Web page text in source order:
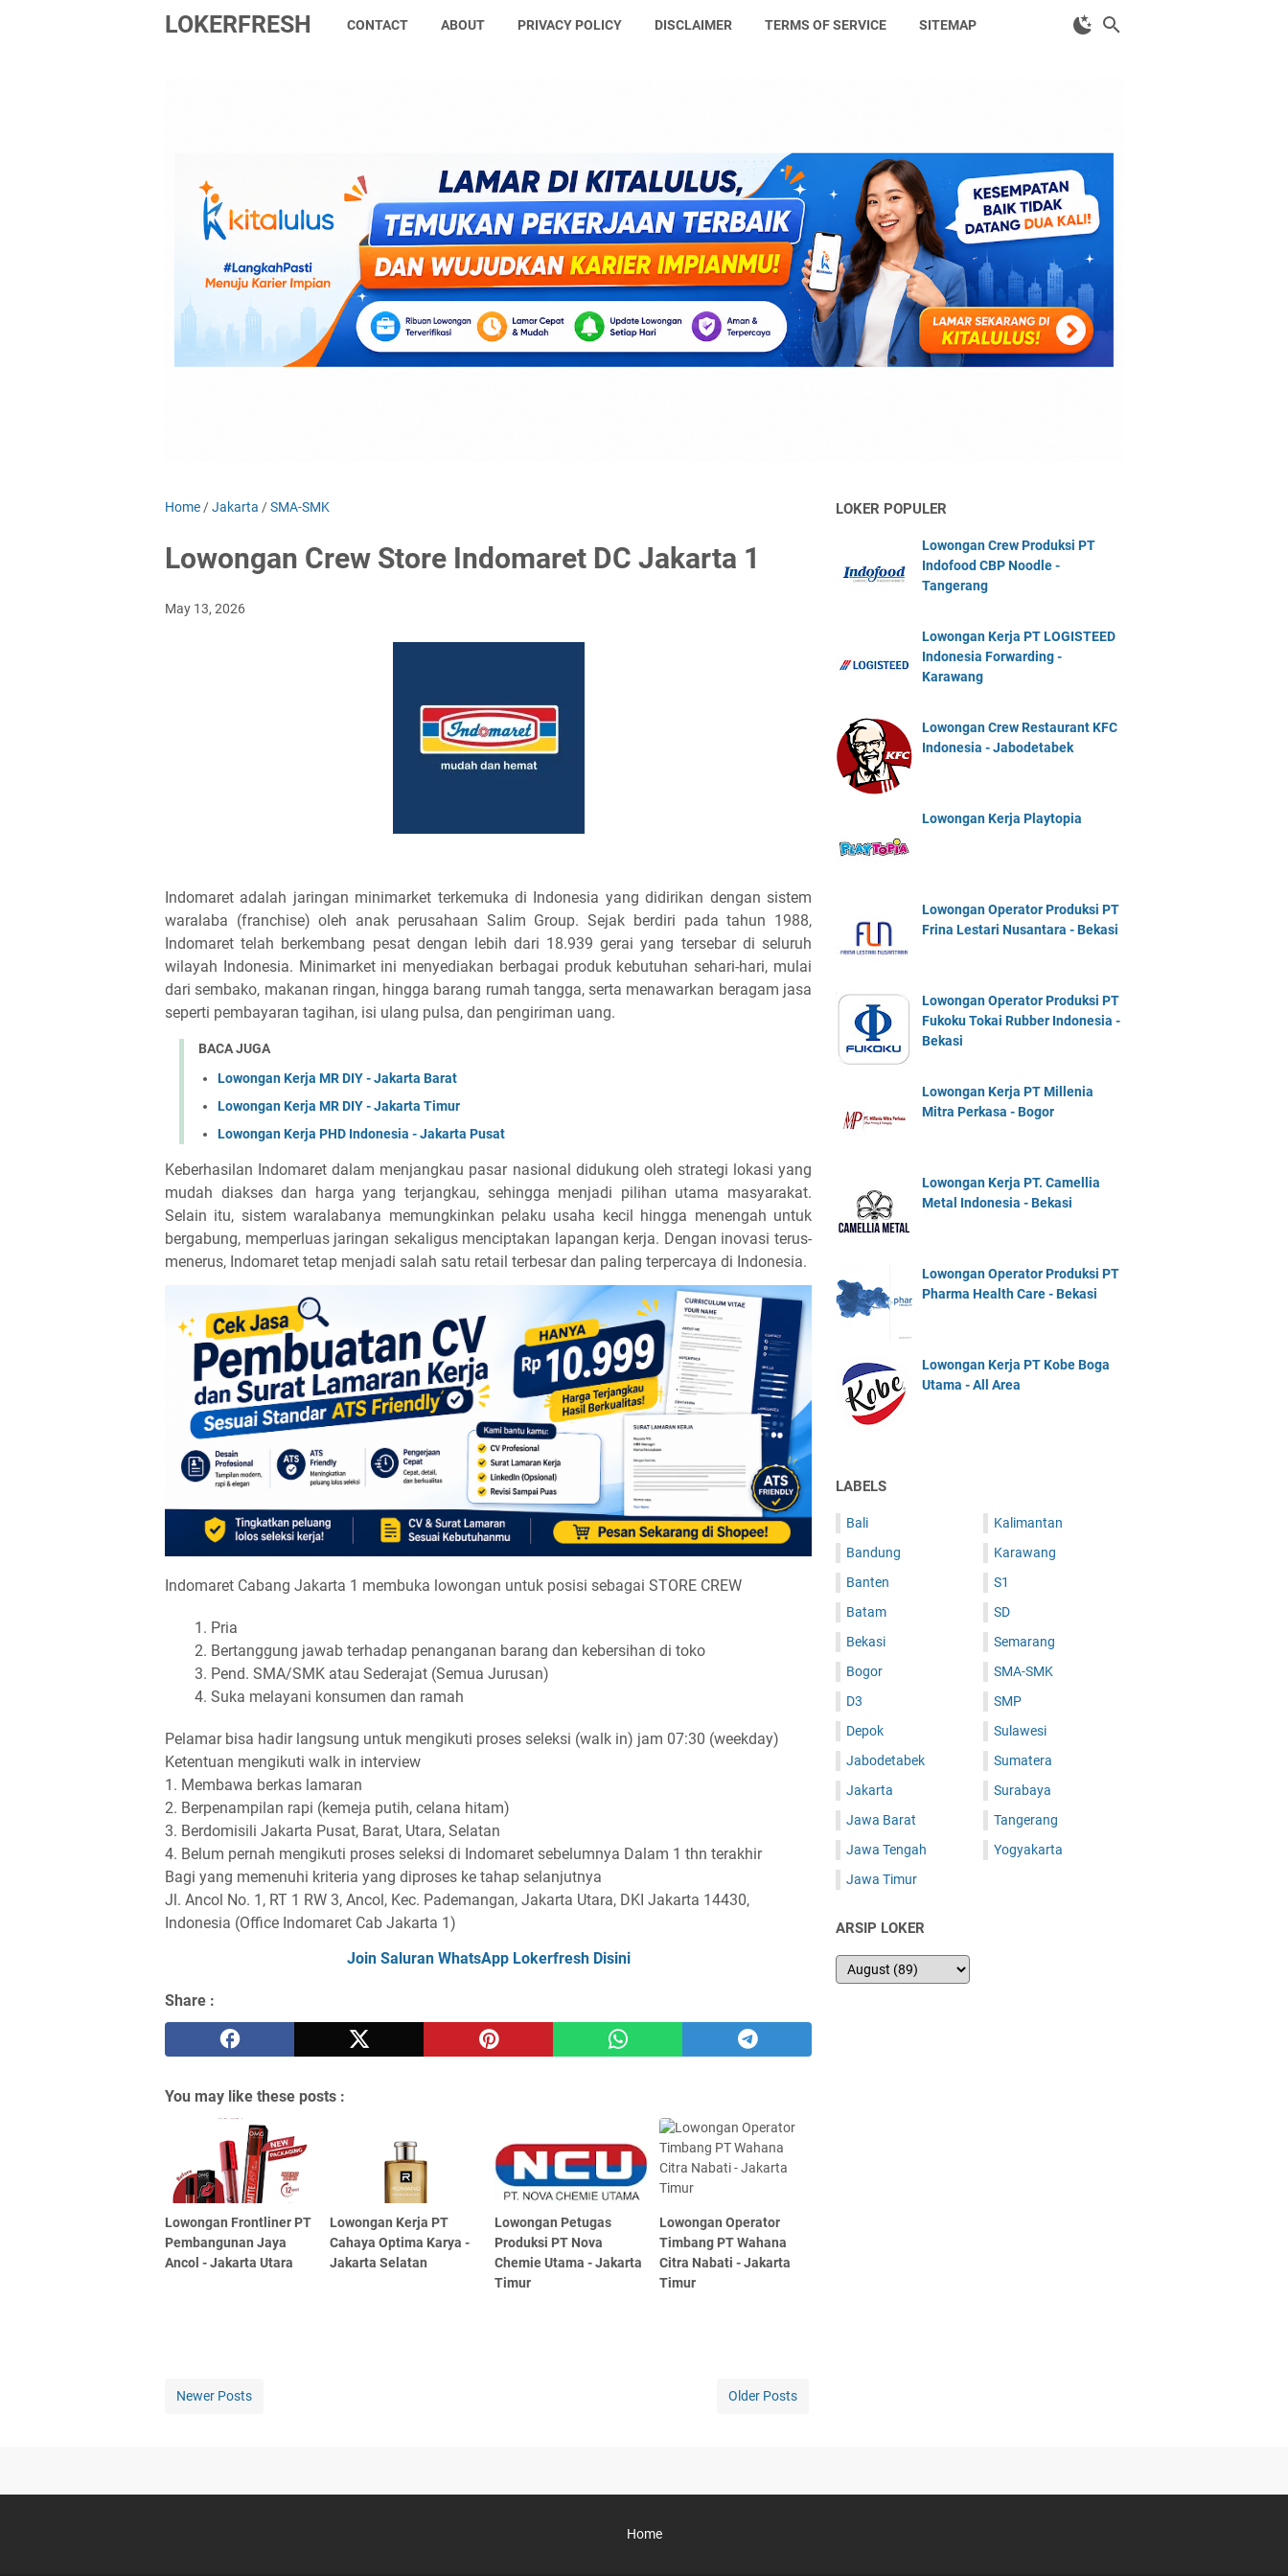
LOKERFRESH CONTACT ABOUT PRIVACY POLICY DISCLAIMER TERMS OF SERVICE SITEMAP
Home /Jakarta /SMA-SMK
Lowongan Crew Store Indomaret DC Jakarta 1
May 13, 2026
Indomaret adalah jaringan minimarket terkemuka di Indonesia yang didirikan dengan sistem
waralaba (franchise) oleh anak perusahaan Salim Group. Sejak berdiri pada tahun 1988,
Indomaret telah berkembang pesat dengan lebih dari 18.939 gerai yang tersebar di seluruh
wilayah Indonesia. Minimarket ini menyediakan berbagai produk kebutuhan sehari-hari, mulai
dari sembako, makanan ringan, hingga barang rumah tangga, serta menawarkan beragam jasa
seperti pembayaran tagihan, isi ulang pulsa, dan pengiriman uang.
BACA JUGA
Lowongan Kerja MR DIY - Jakarta Barat
Lowongan Kerja MR DIY - Jakarta Timur
Lowongan Kerja PHD Indonesia - Jakarta Pusat
Keberhasilan Indomaret dalam menjangkau pasar nasional didukung oleh strategi lokasi yang
mudah diakses dan harga yang terjangkau, sehingga menjadi pilihan utama masyarakat.
Selain itu, sistem waralabanya memungkinkan pelaku usaha kecil hingga menengah untuk
bergabung, memperluas jaringan sekaligus menciptakan lapangan kerja. Dengan inovasi terus-
menerus, Indomaret tetap menjadi salah satu retail terbesardan paling terpercaya di Indonesia.
Indomaret Cabang Jakarta 1 membuka lowongan untuk posisi sebagai STORE CREW
Pria
Bertanggung jawab terhadap penanganan barang dan kebersihan di toko
Pend. SMA/SMK atau Sederajat (Semua Jurusan)
Suka melayani konsumen dan ramah
Pelamar bisa hadir langsung untuk mengikuti proses seleksi (walk in) jam 07:30 (weekday)
Ketentuan mengikuti walk in interview
1. Membawa berkas lamaran
2. Berpenampilan rapi (kemeja putih, celana hitam)
3. Berdomisili Jakarta Pusat, Barat, Utara, Selatan
4. Belum pernah mengikuti proses seleksi di Indomaret sebelumnya Dalam 1 thn terakhir
Bagi yang memenuhi kriteria yang diproses ke tahap selanjutnya
Jl. Ancol No. 1, RT 1 RW 3, Ancol, Kec. Pademangan, Jakarta Utara, DKI Jakarta 14430,
Indonesia (Office Indomaret Cab Jakarta 1)
Join Saluran WhatsApp Lokerfresh Disini
Share :
You may like these posts :
Lowongan Frontliner PT
Pembangunan Jaya
Ancol - Jakarta Utara
Lowongan Kerja PT
Cahaya Optima Karya -
Jakarta Selatan
Lowongan Petugas
Produksi PT Nova
Chemie Utama - Jakarta
Timur
Lowongan Operator
Timbang PT Wahana
Citra Nabati - Jakarta
Timur
Newer Posts Older Posts
LOKER POPULER
Lowongan Crew Produksi PT
Indofood CBP Noodle -
Tangerang
Lowongan Kerja PT LOGISTEED
Indonesia Forwarding -
Karawang
Lowongan Crew Restaurant KFC
Indonesia - Jabodetabek
Lowongan Kerja Playtopia
Lowongan Operator Produksi PT
Frina Lestari Nusantara - Bekasi
Lowongan Operator Produksi PT
Fukoku Tokai Rubber Indonesia -
Bekasi
Lowongan Kerja PT Millenia
Mitra Perkasa - Bogor
Lowongan Kerja PT. Camellia
Metal Indonesia - Bekasi
Lowongan Operator Produksi PT
Pharma Health Care - Bekasi
Lowongan Kerja PT Kobe Boga
Utama - All Area
LABELS
Bali
Bandung
Banten
Batam
Bekasi
Bogor
D3
Depok
Jabodetabek
Jakarta
Jawa Barat
Jawa Tengah
Jawa Timur
Kalimantan
Karawang
S1
SD
Semarang
SMA-SMK
SMP
Sulawesi
Sumatera
Surabaya
Tangerang
Yogyakarta
ARSIP LOKER
Home